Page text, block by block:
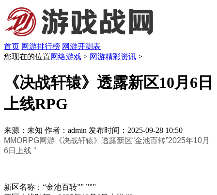
首页 网游排行榜 网游开测表
您现在的位置网络游戏 > 网游精彩资讯 >
《决战轩辕》透露新区10月6日
上线RPG
来源：未知 作者：admin 发布时间：2025-09-28 10:50
MMORPG网游《决战轩辕》透露新区“金池百转”2025年10月
6日上线 ”
新区名称：“金池百转”” ”””